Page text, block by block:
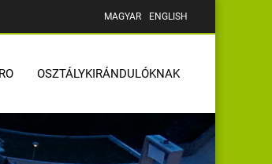
MAGYAR ENGLISH
OSZTÁLYKIRÁNDULÓKNAK